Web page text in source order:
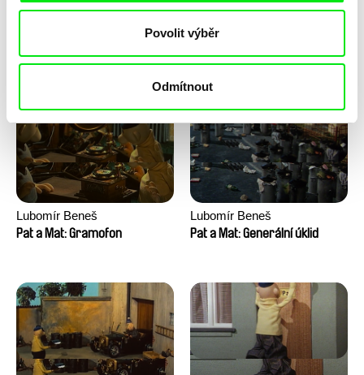
Povolit výběr
Odmítnout
Pat a Mat: Houpací křeslo
Pat a Mat: Gril
Lubomír Beneš
Pat a Mat: Gramofon
Lubomír Beneš
Pat a Mat: Generální úklid